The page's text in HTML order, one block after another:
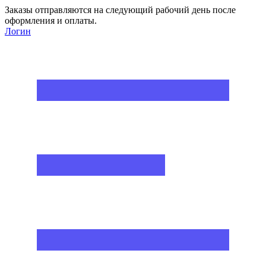
Заказы отправляются на следующий рабочий день после
оформления и оплаты.
Логин